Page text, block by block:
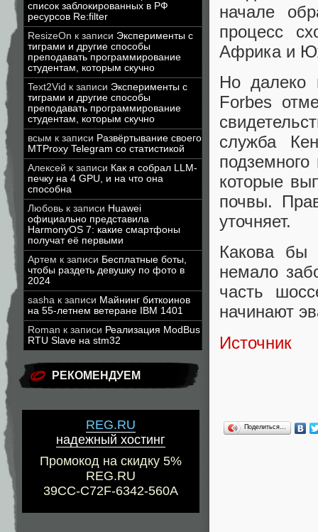
список заблокированных в РФ
ресурсов Re:filter
ResizeOn к записи Эксперименты с
тиграми и другие способы
преподавать программирование
студентам, которым скучно
Text2Vid к записи Эксперименты с
тиграми и другие способы
преподавать программирование
студентам, которым скучно
всым к записи Развёртывание своего
MTProxy Telegram со статистикой
Алексей к записи Как я собрал LLM-
печку на 4 GPU, и на что она
способна
Любовь к записи Huawei
официально представила
HarmonyOS 7: какие смартфоны
получат её первыми
Артем к записи Бесплатные боты,
чтобы раздеть девушку по фото в
2024
sasha к записи Майнинг биткоинов
на 55-летнем ветеране IBM 1401
Roman к записи Реализация ModBus
RTU Slave на stm32
РЕКОМЕНДУЕМ
REG.RU
надежный хостинг
Промокод на скидку 5%
REG.RU
39CC-C72F-6342-560A
начале
процесс
Африка и
Но далеко
Forbes
служба
которые
почвы.
уточняет.
Какова бы
немало
часть
начинают
Источник
Поделиться…